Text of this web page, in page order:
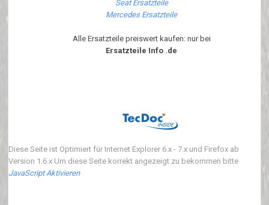
Seat Ersatzteile
Mercedes Ersatzteile
Alle Ersatzteile preiswert kaufen: nur bei
Ersatzteile Info .de
Diese Seite ist Optimiert für Internet Explorer 6.x - 7.x und Firefox ab
Version 1.6.x Um diese Seite korrekt angezeigt zu bekommen bitte
JavaScript Aktivieren